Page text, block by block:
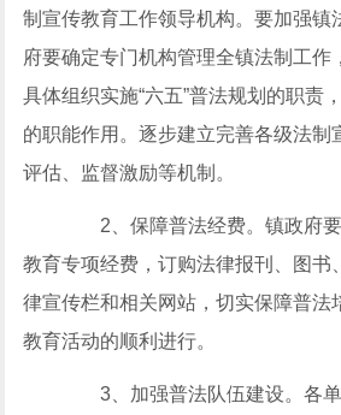
制宣传教育工作领导机构。要加强镇
府要确定专门机构管理全镇法制工作
具体组织实施“六五”普法规划的职责
的职能作用。逐步建立完善各级法制
评估、监督激励等机制。
2、保障普法经费。镇政府要
教育专项经费，订购法律报刊、图书
律宣传栏和相关网站，切实保障普法
教育活动的顺利进行。
3、加强普法队伍建设。各单